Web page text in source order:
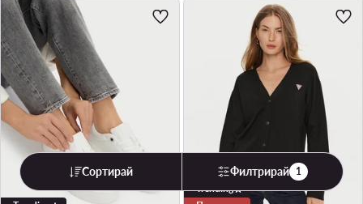
Trending
Сортирай Филтрирай 1